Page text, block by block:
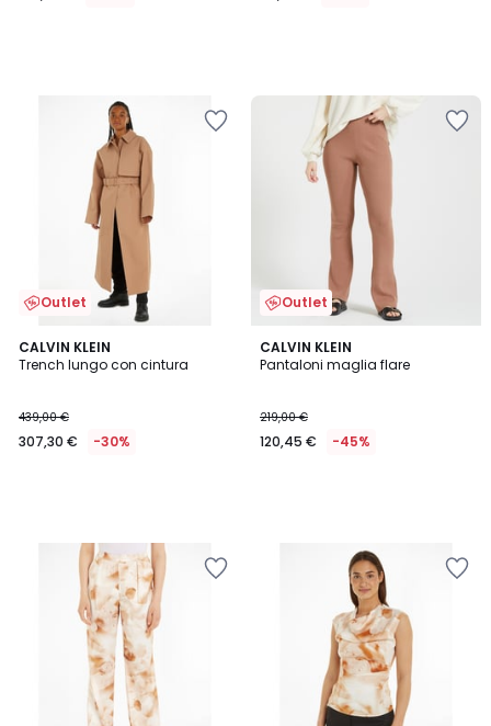
Outlet
CALVIN KLEIN
Trench lungo con cintura
439,00 €
307,30 € -30%
Outlet
CALVIN KLEIN
Pantaloni maglia flare
219,00 €
120,45 € -45%